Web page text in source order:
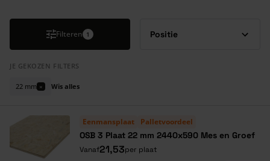
Filteren 1
JE GEKOZEN FILTERS
22 mm × Wis alles
Eenmansplaat Palletvoordeel
OSB 3 Plaat 22 mm 2440x590 Mes en Groef
Vanaf21,53per plaat